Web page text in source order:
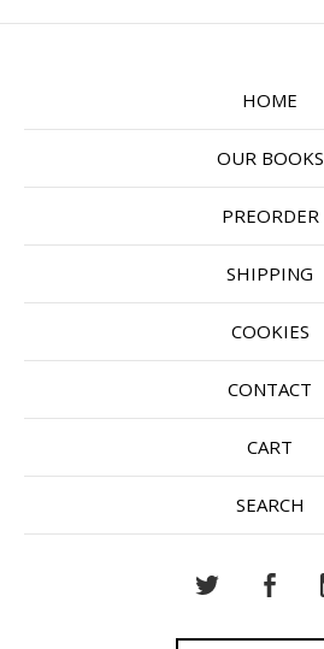
HOME
OUR BOOKS
PREORDER
SHIPPING
COOKIES
CONTACT
CART
SEARCH